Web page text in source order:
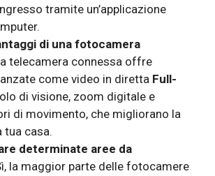
tramite un’applicazione
di una fotocamera
telecamera connessa offre
come video in diretta Full-
di visione, zoom digitale e
di movimento, che migliorano la
tua casa.
determinate aree da
la maggior parte delle fotocamere